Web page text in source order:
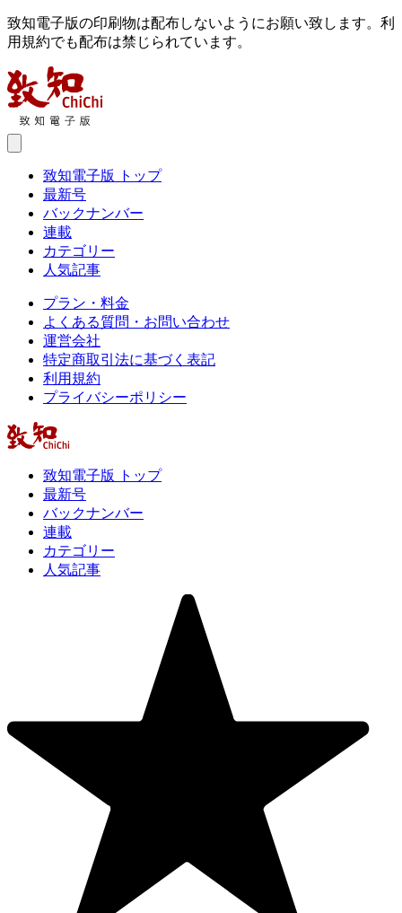
致知電子版の印刷物は配布しないようにお願い致します。利
用規約でも配布は禁じられています。
致知電子版 トップ
最新号
バックナンバー
連載
カテゴリー
人気記事
プラン・料金
よくある質問・お問い合わせ
運営会社
特定商取引法に基づく表記
利用規約
プライバシーポリシー
致知電子版 トップ
最新号
バックナンバー
連載
カテゴリー
人気記事